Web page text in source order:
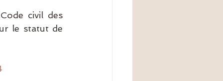
civil des
le statut de